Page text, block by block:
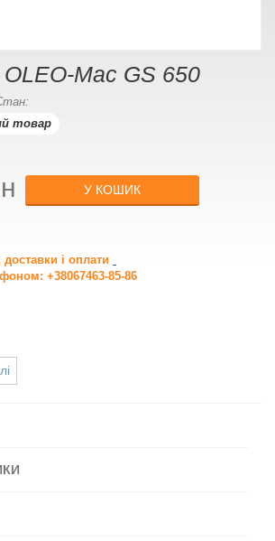
Маc GS 650
товар
У КОШИК
і оплати
+38067463-85-86